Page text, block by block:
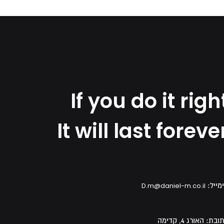
If you do it
It will last
D.m@daniel-m.co.il
האורג 4, קדימה